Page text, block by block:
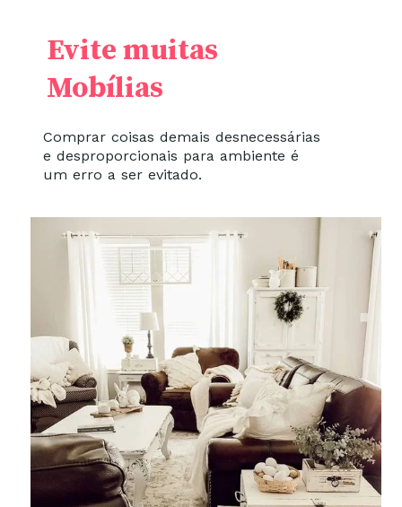
Comprar coisas demais desnecessárias
e desproporcionais para ambiente é
um erro a ser evitado.
Evite muitas
Mobílias